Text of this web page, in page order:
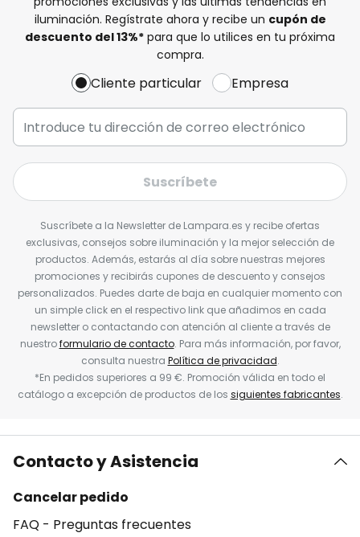
iluminación. Regístrate ahora y recibe un cupón de
descuento del13%* para que lo utilices en tu próxima
compra.
Cliente particular Empresa
Suscríbete
Suscríbete a la Newsletter de Lampara.es y recibe ofertas
exclusivas, consejos sobre iluminación y la mejor selección de
productos. Además, estarás al día sobre nuestras mejores
promociones y recibirás cupones de descuento y consejos
personalizados. Puedes darte de baja en cualquier momento con
un simple click en el respectivo link que añadimos en cada
newsletter o contactando con atención al cliente a través de
nuestroformulario de contacto. Para más información, por favor,
consulta nuestra Política de privacidad.
*En pedidos superiores a 99 €. Promoción válida en todo el
catálogo a excepción de productos de los siguientes fabricantes.
Contacto y Asistencia
Cancelar pedido
FAQ - Preguntas frecuentes